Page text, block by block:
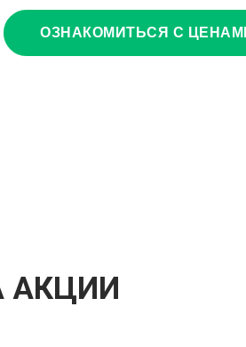
ОЗНАКОМИТЬСЯ С
АКЦИИ